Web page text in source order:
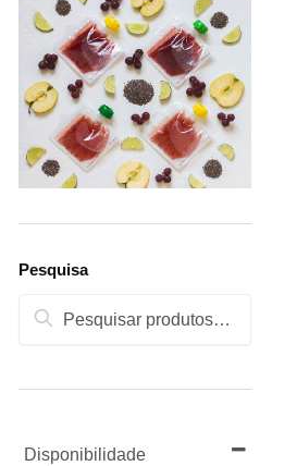
Pesquisa
Pesquisa
Disponibilidade